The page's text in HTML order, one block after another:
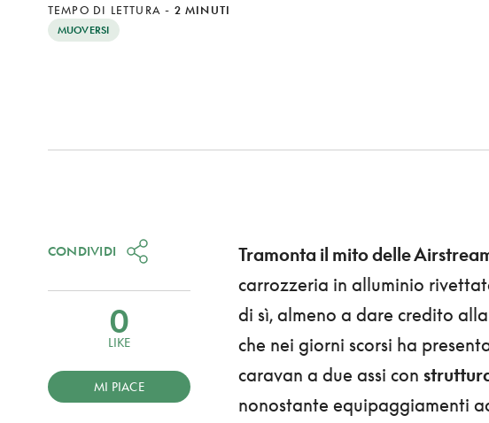
TEMPO DI LETTURA - 2 MINUTI
MUOVERSI
Tramonta il mito delle
carrozzeria in alluminio
di sì, almeno a dare credito
che nei giorni scorsi ha
caravan a due assi con
nonostante equipaggiamenti
CONDIVIDI
0
LIKE
MI PIACE